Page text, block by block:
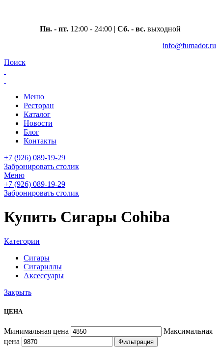
Пн. - пт.12:00 - 24:00 | Сб. - вс.выходной
info@fumador.ru
Поиск
Меню
Ресторан
Каталог
Новости
Блог
Контакты
+7 (926) 089-19-29
Забронировать столик
Меню
+7 (926) 089-19-29
Забронировать столик
Купить Сигары Cohiba
Категории
Сигары
Сигариллы
Аксессуары
Закрыть
ЦЕНА
Минимальная цена
Максимальная
цена
Фильтрация